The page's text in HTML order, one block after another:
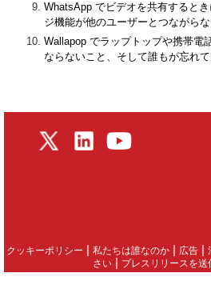
WhatsApp でビデオを共有すると
ジ機能が他のユーザーとつながら
Wallapop でラップトップや携帯電
ならないこと、そして誰もが忘れて
クッキーポリシー | 私たちは誰なのか | 広告 |
さい | プレスリリースを送